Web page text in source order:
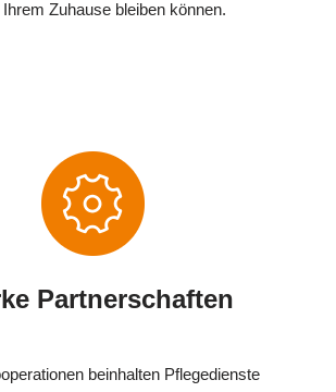
Ihrem Zuhause bleiben können.
Partnerschaften
beinhalten Pflegedienste